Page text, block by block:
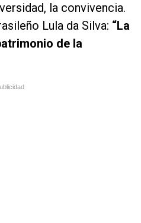
la convivencia.
Lula da Silva: “La
de la